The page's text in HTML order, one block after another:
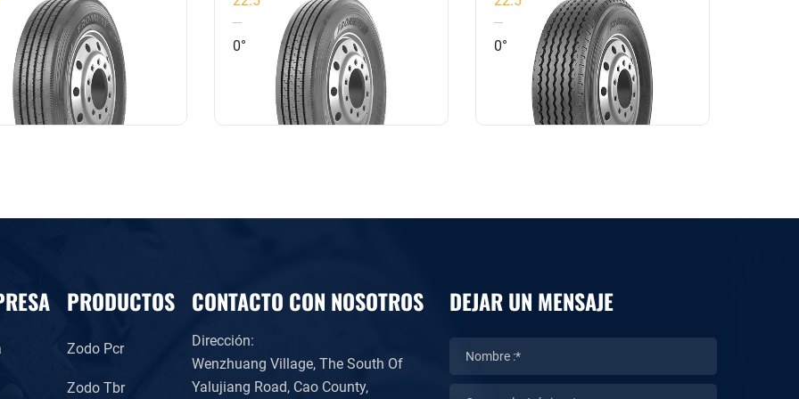
distancia en buenas carreteras
y carreteras pavimentadas
0° 0°
PRODUCTOS
Zodo Pcr
Zodo Tbr
CONTACTO CON NOSOTROS
Dirección:
Wenzhuang Village, The South Of
Yalujiang Road, Cao County,
DEJAR UN MENSAJE